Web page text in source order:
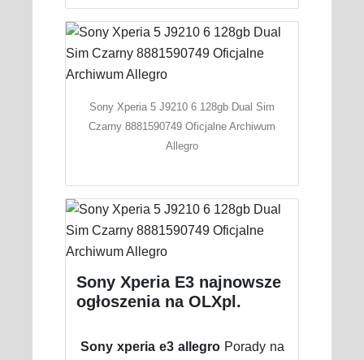
Sony Xperia 5 J9210 6 128gb Dual Sim
Czarny 8881590749 Oficjalne Archiwum
Allegro
Sony Xperia E3 najnowsze
ogłoszenia na OLXpl.
Sony xperia e3 allegroPorady na